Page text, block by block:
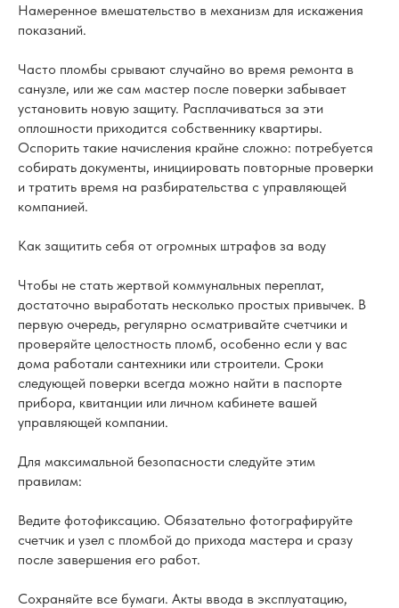
Намеренное вмешательство в механизм для искажения
показаний.
Часто пломбы срывают случайно во время ремонта в
санузле, или же сам мастер после поверки забывает
установить новую защиту. Расплачиваться за эти
оплошности приходится собственнику квартиры.
Оспорить такие начисления крайне сложно: потребуется
собирать документы, инициировать повторные проверки
и тратить время на разбирательства с управляющей
компанией.
Как защитить себя от огромных штрафов за воду
Чтобы не стать жертвой коммунальных переплат,
достаточно выработать несколько простых привычек. В
первую очередь, регулярно осматривайте счетчики и
проверяйте целостность пломб, особенно если у вас
дома работали сантехники или строители. Сроки
следующей поверки всегда можно найти в паспорте
прибора, квитанции или личном кабинете вашей
управляющей компании.
Для максимальной безопасности следуйте этим
правилам:
Ведите фотофиксацию. Обязательно фотографируйте
счетчик и узел с пломбой до прихода мастера и сразу
после завершения его работ.
Сохраняйте все бумаги. Акты ввода в эксплуатацию,